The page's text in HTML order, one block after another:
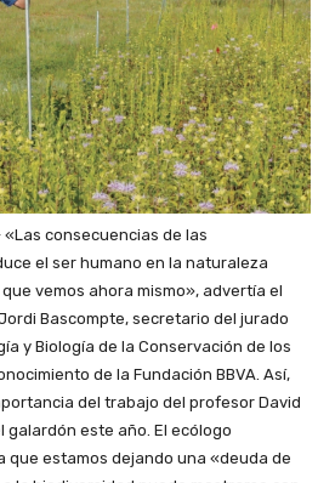
«Las consecuencias de las
el ser humano en la naturaleza
vemos ahora mismo», advertía el
Bascompte, secretario del jurado
y Biología de la Conservación de los
de la Fundación BBVA. Así,
del trabajo del profesor David
galardón este año. El ecólogo
que estamos dejando una «deuda de